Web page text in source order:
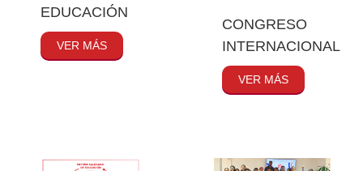
EDUCACIÓN
VER MÁS
CONGRESO
INTERNACIONAL
VER MÁS